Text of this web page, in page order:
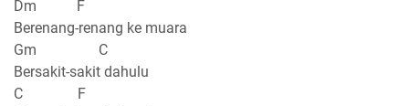
Dm F
Berenang-renang ke muara
Gm C
Bersakit-sakit dahulu
C F